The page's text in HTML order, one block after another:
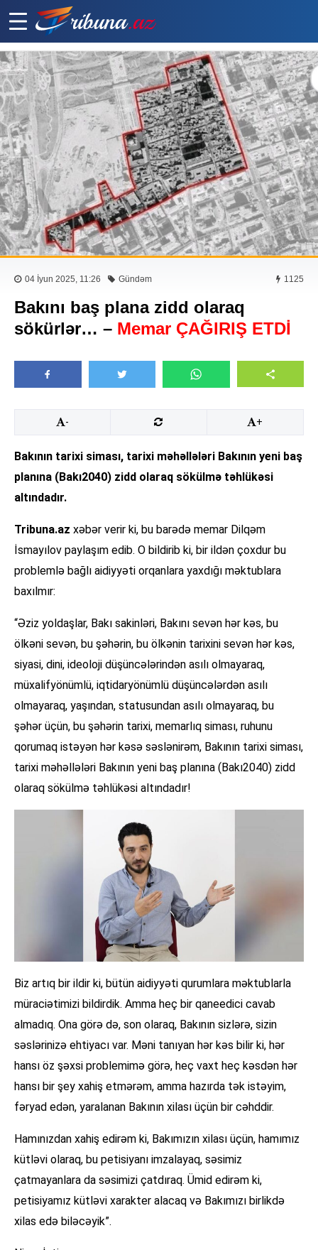
04 İyun 2025, 11:26 Gündəm 1125
Bakını baş plana zidd olaraq
sökürlər… – Memar ÇAĞIRIŞ ETDİ
- +
Bakının tarixi siması, tarixi məhəllələri Bakının yeni baş
planına (Bakı2040) zidd olaraq sökülmə təhlükəsi
altındadır.
Tribuna.az xəbər verir ki, bu barədə memar Dilqəm
İsmayılov paylaşım edib. O bildirib ki, bir ildən çoxdur bu
problemlə bağlı aidiyyəti orqanlara yaxdığı məktublara
baxılmır:
“Əziz yoldaşlar, Bakı sakinləri, Bakını sevən hər kəs, bu
ölkəni sevən, bu şəhərin, bu ölkənin tarixini sevən hər kəs,
siyasi, dini, ideoloji düşüncələrindən asılı olmayaraq,
müxalifyönümlü, iqtidaryönümlü düşüncələrdən asılı
olmayaraq, yaşından, statusundan asılı olmayaraq, bu
şəhər üçün, bu şəhərin tarixi, memarlıq siması, ruhunu
qorumaq istəyən hər kəsə səslənirəm, Bakının tarixi siması,
tarixi məhəllələri Bakının yeni baş planına (Bakı2040) zidd
olaraq sökülmə təhlükəsi altındadır!
Biz artıq bir ildir ki, bütün aidiyyəti qurumlara məktublarla
müraciətimizi bildirdik. Amma heç bir qaneedici cavab
almadıq. Ona görə də, son olaraq, Bakının sizlərə, sizin
səslərinizə ehtiyacı var. Məni tanıyan hər kəs bilir ki, hər
hansı öz şəxsi problemimə görə, heç vaxt heç kəsdən hər
hansı bir şey xahiş etmərəm, amma hazırda tək istəyim,
fəryad edən, yaralanan Bakının xilası üçün bir cəhddir.
Hamınızdan xahiş edirəm ki, Bakımızın xilası üçün, hamımız
kütləvi olaraq, bu petisiyanı imzalayaq, səsimiz
çatmayanlara da səsimizi çatdıraq. Ümid edirəm ki,
petisiyamız kütləvi xarakter alacaq və Bakımızı birlikdə
xilas edə biləcəyik”.